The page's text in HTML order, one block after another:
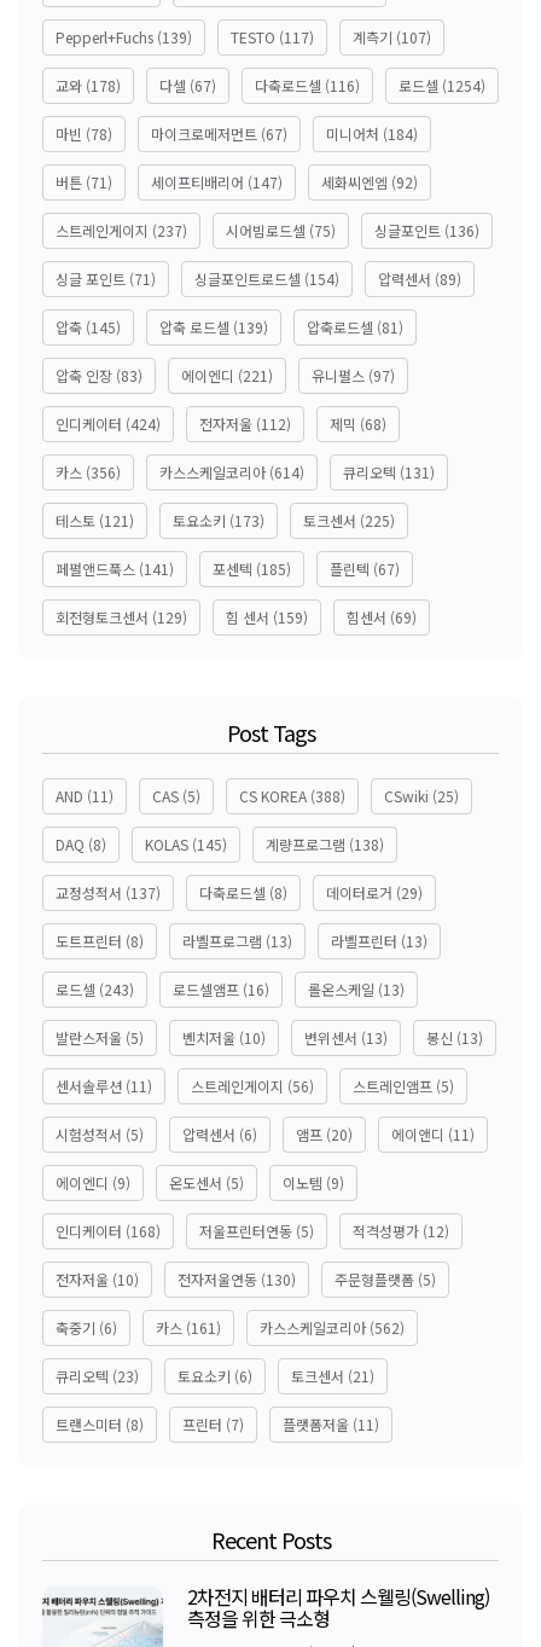
Pepperl+Fuchs (139) TESTO (117) 계측기 (107)
교와 (178) 다셀 (67) 다축로드셀 (116) 로드셀 (1254)
마빈 (78) 마이크로메저먼트 (67) 미니어처 (184)
버튼 (71) 세이프티배리어 (147) 세화씨엔엠 (92)
스트레인게이지 (237) 시어빔로드셀 (75) 싱글포인트 (136)
싱글 포인트 (71) 싱글포인트로드셀 (154) 압력센서 (89)
압축 (145) 압축 로드셀 (139) 압축로드셀 (81)
압축 인장 (83) 에이엔디 (221) 유니펄스 (97)
인디케이터 (424) 전자저울 (112) 제믹 (68)
카스 (356) 카스스케일코리아(614) 큐리오텍 (131)
테스토 (121) 토요소키 (173) 토크센서 (225)
페펄앤드푹스 (141) 포센텍 (185) 플린텍 (67)
회전형토크센서 (129) 힘 센서 (159) 힘센서 (69)
Post Tags
AND (11) CAS (5) CS KOREA (388) CSwiki (25)
DAQ (8) KOLAS (145) 계량프로그램 (138)
교정성적서 (137) 다축로드셀 (8) 데이터로거 (29)
도트프린터 (8) 라벨프로그램 (13) 라벨프린터 (13)
로드셀 (243) 로드셀앰프 (16) 롤온스케일 (13)
발란스저울 (5) 벤치저울 (10) 변위센서 (13) 봉신 (13)
센서솔루션 (11) 스트레인게이지 (56) 스트레인앰프 (5)
시험성적서 (5) 압력센서 (6) 앰프 (20) 에이앤디 (11)
에이엔디 (9) 온도센서 (5) 이노템 (9)
인디케이터 (168) 저울프린터연동 (5) 적격성평가 (12)
전자저울 (10) 전자저울연동 (130) 주문형플랫폼 (5)
축중기 (6) 카스 (161) 카스스케일코리아(562)
큐리오텍 (23) 토요소키 (6) 토크센서 (21)
트랜스미터 (8) 프린터 (7) 플랫폼저울 (11)
Recent Posts
2차전지 배터리 파우치 스웰링(Swelling)
측정을 위한 극소형